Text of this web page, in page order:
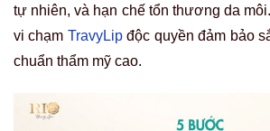
tự nhiên, và hạn chế tổn thương da
vi chạm TravyLipđộc quyền đảm bảo
chuẩn thẩm mỹ cao.